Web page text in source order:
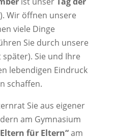
). Wir öffnen unsere
viele Dinge
Sie durch unsere
Sie und Ihre
lebendigen Eindruck
schaffen.
Sie aus eigener
am Gymnasium
für Eltern“am